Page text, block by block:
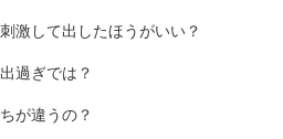
激して出したほうがいい？
過ぎでは？
が違うの？